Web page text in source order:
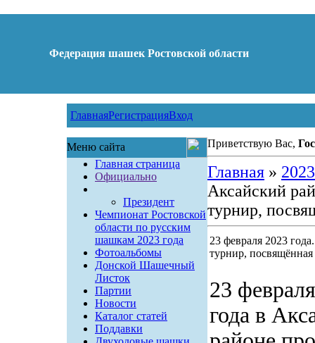
Федерация шашек Ростовской области
ГлавнаяРегистрацияВход
Меню сайта
Главная страница
Официально
Президент
Чемпионат Ростовской
области по русским
шашкам 2023 года
Фотоальбомы
Донской Шашечный
Листок
Партии
Новости
Каталог статей
Поддавки
Приветствую Вас,
Главная» 2023
Аксайский
турнир,
23 февраля 2023
турнир,
23
года в